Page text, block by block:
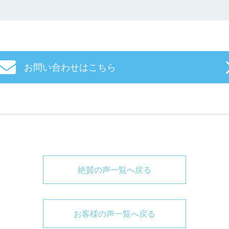
お問い合わせはこちら
絶賛の声一覧へ戻る
お客様の声一覧へ戻る